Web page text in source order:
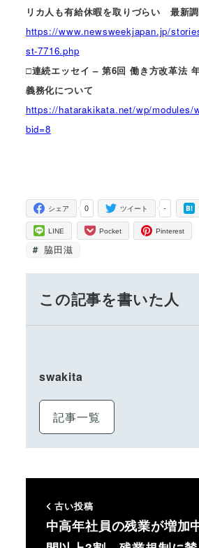
リカ人も有給休暇を取りづらい 最新調
https://www.newsweekjapan.jp/
st-7716.php
□連続エッセイ – 第6回 働き方改革法
義務化について
https://hatarakikata.net/wp/modules/
bid=8
0
シェア -
ツイート
LINE Pocket Pinterest
脇田滋
この記事を書いた人
swakita
記事一覧
古い投稿
中高年社員の残業が増加